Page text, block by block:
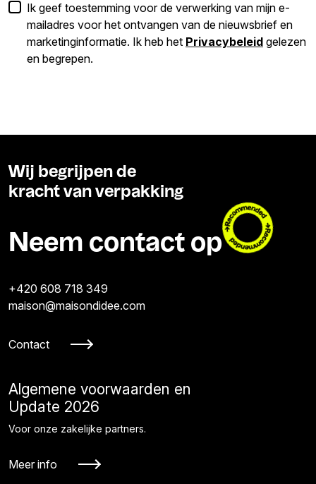
Ik geef toestemming voor de verwerking van mijn e-
mailadres voor het ontvangen van de nieuwsbrief en
marketinginformatie. Ik heb het Privacybeleid gelezen
en begrepen.
Wij begrijpen de
kracht van verpakking
Neem contact op
+420 608 718 349
maison@maisondidee.com
Contact
Algemene voorwaarden en
Update 2026
Voor onze zakelijke partners.
Meer info